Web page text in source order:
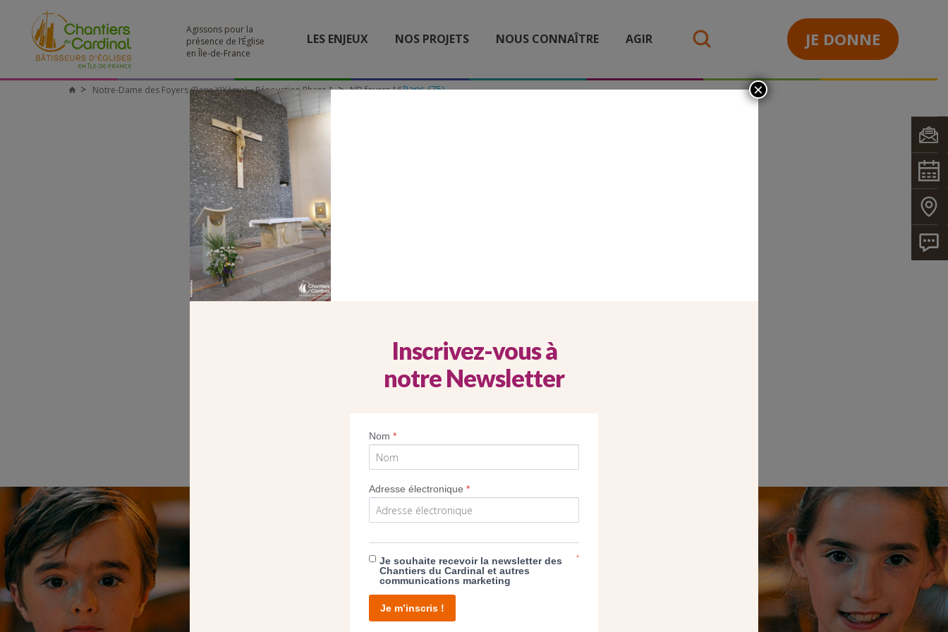
Agissons pour la
présence de l’Église
en Île-de-France
LES ENJEUX NOS PROJETS NOUS CONNAÎTRE AGIR JE DONNE
Chantiers
Paris (75)
Notre-Dame des Foyers (Paris XIXème) – Rénovation Phase 1 ND foyers 16
SEUL VOTRE DON
NOUS PERMET D’AGIR
Inscrivez-vous à
notre Newsletter
Nom*
Adresse électronique*
Je souhaite recevoir la newsletter des
Chantiers du Cardinal et autres
communications marketing
*
Je m’inscris !
×